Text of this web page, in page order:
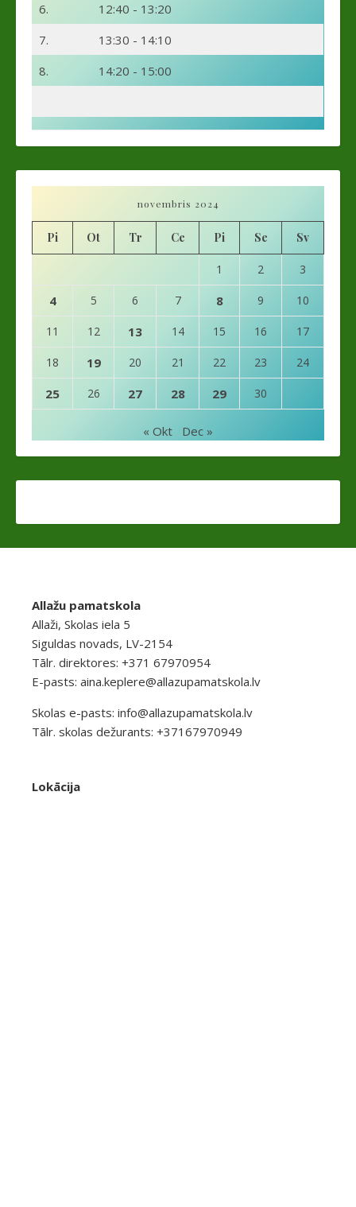
6.
12:40 - 13:20
7.
13:30 - 14:10
8.
14:20 - 15:00
novembris 2024
Pi Ot Tr Ce Pi Se Sv
1 2 3
4 5 6 7 8 9 10
11 12 13 14 15 16 17
18 19 20 21 22 23 24
25 26 27 28 29 30
« Okt Dec »
Allažu pamatskola
Allaži, Skolas iela 5
Siguldas novads, LV-2154
Tālr. direktores: +371 67970954
E-pasts: aina.keplere@allazupamatskola.lv
Skolas e-pasts: info@allazupamatskola.lv
Tālr. skolas dežurants: +37167970949
Lokācija